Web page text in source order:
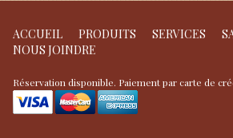
ACCUEIL PRODUITS SERVICES
NOUS JOINDRE
Réservation disponible. Paiement par carte de